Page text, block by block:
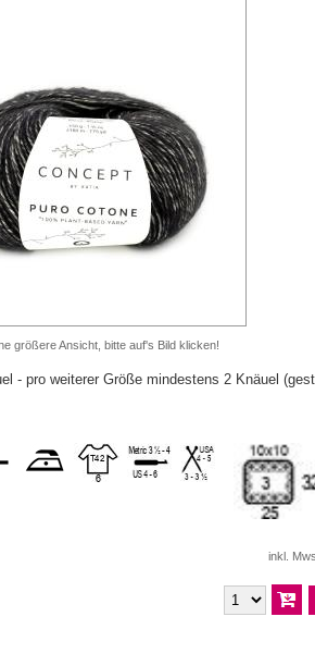
größere Ansicht, bitte auf's Bild klicken!
- pro weiterer Größe mindestens 2 Knäuel
inkl.